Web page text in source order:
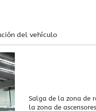
del vehículo
Salga de la zona de
la zona de